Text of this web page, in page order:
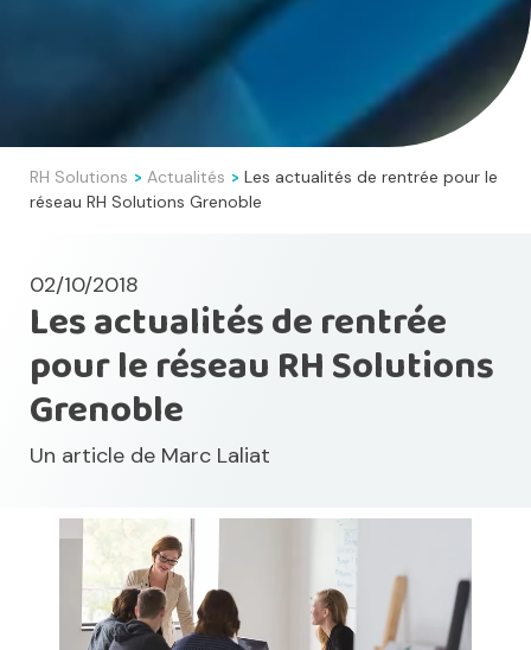
RH Solutions > Actualités > Les actualités de rentrée pour le
réseau RH Solutions Grenoble
02/10/2018
Les actualités de rentrée
pour le réseau RH Solutions
Grenoble
Un article de Marc Laliat